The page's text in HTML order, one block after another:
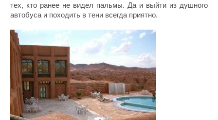
тех, кто ранее не видел пальмы. Да и выйти из душного
автобуса и походить в тени всегда приятно.